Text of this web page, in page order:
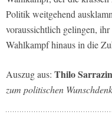
Politik weitgehend
voraussichtlich gelingen,
Wahlkampf hinaus in die
Auszug aus: Thilo
zum politischen